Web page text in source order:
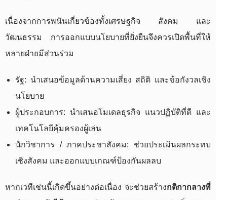
เนื่องจากการพนันเกี่ยวข้องทั้งเศรษฐกิจ สังคม และ
วัฒนธรรม การออกแบบนโยบายที่ยั่งยืนจึงควรเปิดพื้นที่ให้
หลายฝ่ายมีส่วนร่วม
รัฐ: นำเสนอข้อมูลด้านความเสี่ยง สถิติ และข้อกังวลเชิง
นโยบาย
ผู้ประกอบการ: นำเสนอโมเดลธุรกิจ แนวปฏิบัติที่ดี และ
เทคโนโลยีคุ้มครองผู้เล่น
นักวิชาการ / ภาคประชาสังคม: ช่วยประเมินผลกระทบ
เชิงสังคม และออกแบบเกณฑ์ป้องกันผลลบ
หากเวทีเช่นนี้เกิดขึ้นอย่างต่อเนื่อง จะช่วยสร้างกติกากลางที่